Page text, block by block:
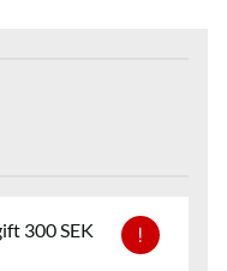
300 SEK